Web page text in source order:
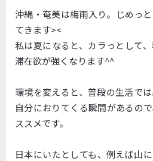
沖縄・奄美は梅雨入り。じめっ
てきます><
私は夏になると、カラっとして
滞在欲が強くなります^^
環境を変えると、普段の生活で
自分におりてくる瞬間があるの
ススメです。
日本にいたとしても、例えば山